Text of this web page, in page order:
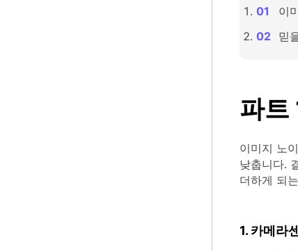
이
믿
파트
이미지 노
낮춥니다.
더하게 되
1. 카메라